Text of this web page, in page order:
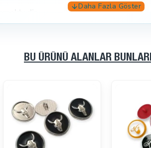
mıknatısa yapışmaz, sağlam ve
varsa veya herhangi bir sorunuz
dileriz.
ve satıyoruz. Dünya Çapında
devam eden birçok yeni müşteri
BU ÜRÜNÜ ALANLAR